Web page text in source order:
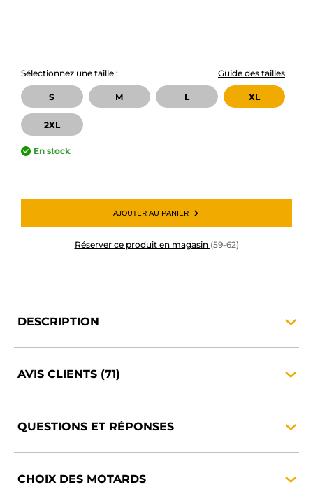
Sélectionnez une taille : Guide des tailles
S M L XL
2XL
En stock
AJOUTER AU PANIER
Réserver ce produit en magasin (59-62)
DESCRIPTION
AVIS CLIENTS (71)
QUESTIONS ET RÉPONSES
CHOIX DES MOTARDS